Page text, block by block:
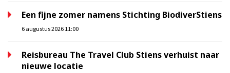
Een fijne zomer namens Stichting BiodiverStiens
6 augustus 2026 11:00
Reisbureau The Travel Club Stiens verhuist naar
nieuwe locatie